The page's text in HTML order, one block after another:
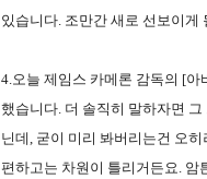
있습니다. 조만간 새로 선보이게
4.오늘 제임스 카메론 감독의 [
했습니다. 더 솔직히 말하자면
닌데, 굳이 미리 봐버리는건 오
편하고는 차원이 틀리거든요.